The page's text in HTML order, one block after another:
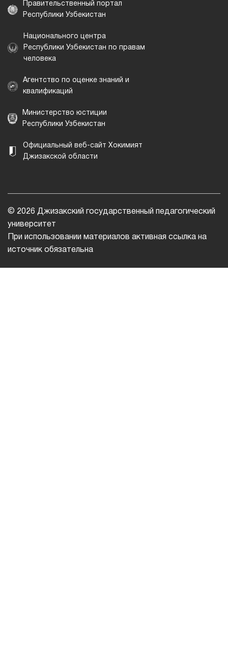
Правительственный портал
Республики Узбекистан
Национального центра
Республики Узбекистан по правам
человека
Агентство по оценке знаний и
квалификаций
Министерство юстиции
Республики Узбекистан
Официальный веб-сайт Хокимият
Джизакской области
© 2026 Джизакский государственный педагогический
университет
При использовании материалов активная ссылка на
источник обязательна